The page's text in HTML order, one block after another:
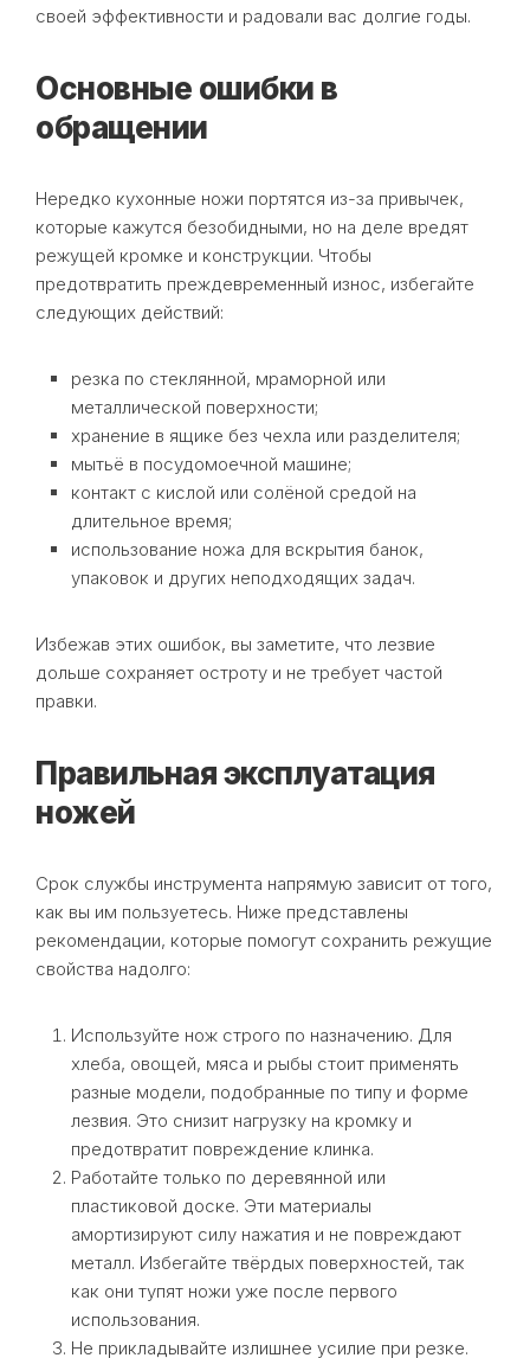
своей эффективности и радовали вас долгие годы.
Основные ошибки в
обращении
Нередко кухонные ножи портятся из-за привычек,
которые кажутся безобидными, но на деле вредят
режущей кромке и конструкции. Чтобы
предотвратить преждевременный износ, избегайте
следующих действий:
резка по стеклянной, мраморной или
металлической поверхности;
хранение в ящике без чехла или разделителя;
мытьё в посудомоечной машине;
контакт с кислой или солёной средой на
длительное время;
использование ножа для вскрытия банок,
упаковок и других неподходящих задач.
Избежав этих ошибок, вы заметите, что лезвие
дольше сохраняет остроту и не требует частой
правки.
Правильная эксплуатация
ножей
Срок службы инструмента напрямую зависит от того,
как вы им пользуетесь. Ниже представлены
рекомендации, которые помогут сохранить режущие
свойства надолго:
Используйте нож строго по назначению. Для
хлеба, овощей, мяса и рыбы стоит применять
разные модели, подобранные по типу и форме
лезвия. Это снизит нагрузку на кромку и
предотвратит повреждение клинка.
Работайте только по деревянной или
пластиковой доске. Эти материалы
амортизируют силу нажатия и не повреждают
металл. Избегайте твёрдых поверхностей, так
как они тупят ножи уже после первого
использования.
Не прикладывайте излишнее усилие при резке.